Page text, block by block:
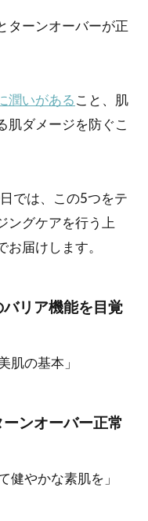
ターンオーバーが正
潤いがある こと、肌
肌ダメージを防ぐこ
では、この5つをテ
ングケアを行う上
お届けします。
リア機能を目覚
肌の基本」
ンオーバー正常
健やかな素肌を」